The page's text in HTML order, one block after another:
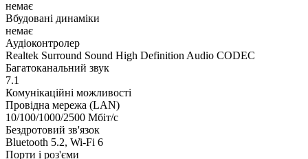
немає
Вбудовані динаміки
немає
Аудіоконтролер
Realtek Surround Sound High Definition Audio CODEC
Багатоканальний звук
7.1
Комунікаційні можливості
Провідна мережа (LAN)
10/100/1000/2500 Мбіт/с
Бездротовий зв'язок
Bluetooth 5.2, Wi-Fi 6
Порти і роз'єми